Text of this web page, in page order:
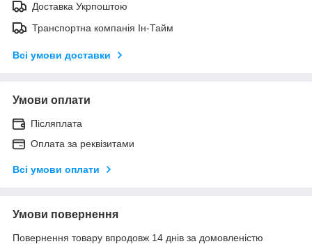
Доставка Укрпоштою
Транспортна компанія Ін-Тайм
Всі умови доставки
Умови оплати
Післяплата
Оплата за реквізитами
Всі умови оплати
Умови повернення
Повернення товару впродовж 14 днів за домовленістю